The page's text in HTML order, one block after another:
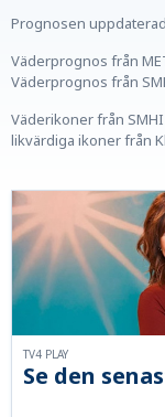
Prognosen uppdaterad
Väderprognos från
Väderprognos från
Väderikoner från
likvärdiga ikoner från
Se den
TV4 PLAY